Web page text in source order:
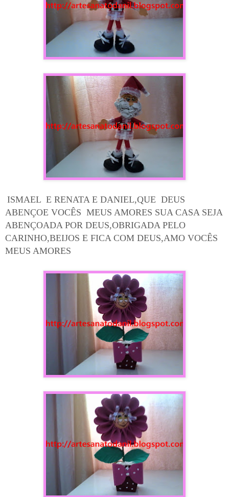
ISMAEL E RENATA E DANIEL,QUE DEUS
ABENÇOE VOCÊS MEUS AMORES SUA CASA SEJA
ABENÇOADA POR DEUS,OBRIGADA PELO
CARINHO,BEIJOS E FICA COM DEUS,AMO VOCÊS
MEUS AMORES